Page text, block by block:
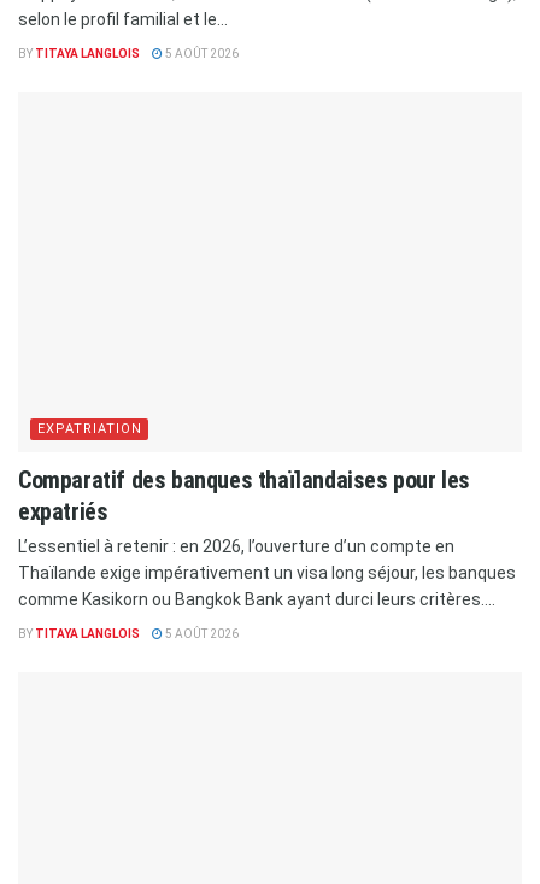
selon le profil familial et le...
BY TITAYA LANGLOIS 5 AOÛT 2026
EXPATRIATION
Comparatif des banques thaïlandaises pour les
expatriés
L’essentiel à retenir : en 2026, l’ouverture d’un compte en
Thaïlande exige impérativement un visa long séjour, les banques
comme Kasikorn ou Bangkok Bank ayant durci leurs critères....
BY TITAYA LANGLOIS 5 AOÛT 2026